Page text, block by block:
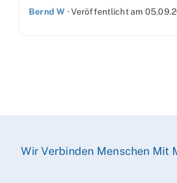
Bernd W ·Veröffentlicht am
Wir Verbinden Menschen Mit